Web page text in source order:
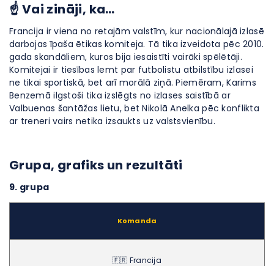
☝ Vai zināji, ka…
Francija ir viena no retajām valstīm, kur nacionālajā izlasē
darbojas īpaša ētikas komiteja. Tā tika izveidota pēc 2010.
gada skandāliem, kuros bija iesaistīti vairāki spēlētāji.
Komitejai ir tiesības lemt par futbolistu atbilstību izlasei
ne tikai sportiskā, bet arī morālā ziņā. Piemēram, Karims
Benzemā ilgstoši tika izslēgts no izlases saistībā ar
Valbuenas šantāžas lietu, bet Nikolā Anelka pēc konflikta
ar treneri vairs netika izsaukts uz valstsvienību.
Grupa, grafiks un rezultāti
9. grupa
Komanda
🇫🇷 Francija